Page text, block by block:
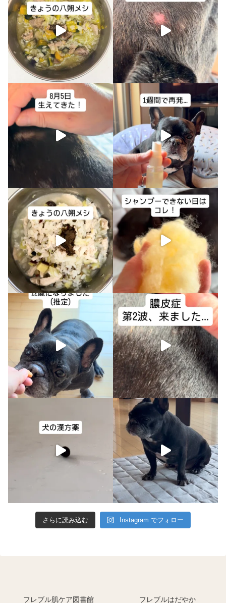
さらに読み込む Instagram でフォロー
フレブル肌ケア図書館 フレブルはだやか